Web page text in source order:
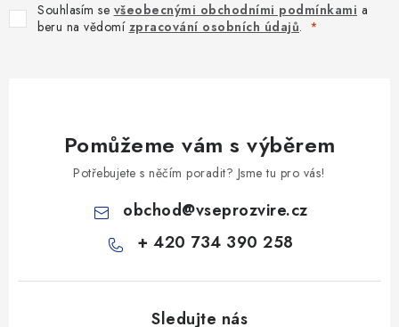
Souhlasím se všeobecnými obchodními podmínkami a
beru na vědomí zpracování osobních údajů.
Pomůžeme vám s výběrem
Potřebujete s něčím poradit? Jsme tu pro vás!
obchod@vseprozvire.cz
+ 420 734 390 258